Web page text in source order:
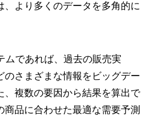
より多くのデータを多角的に
ムであれば、過去の販売実
さまざまな情報をビッグデー
、複数の要因から結果を算出で
商品に合わせた最適な需要予測